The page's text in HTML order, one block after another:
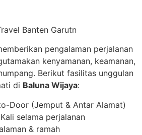
Banten Garutn
pengalaman perjalanan
kenyamanan, keamanan,
Berikut fasilitas unggulan
di Baluna Wijaya:
Door (Jemput & Antar Alamat)
selama perjalanan
& ramah